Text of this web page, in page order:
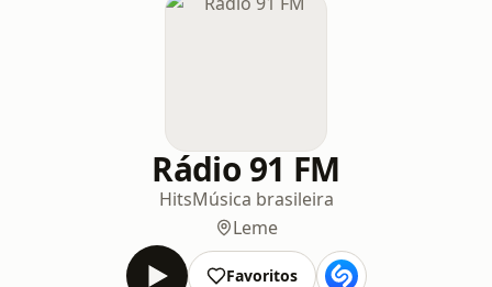
Rádio 91 FM
HitsMúsica brasileira
Leme
Favoritos